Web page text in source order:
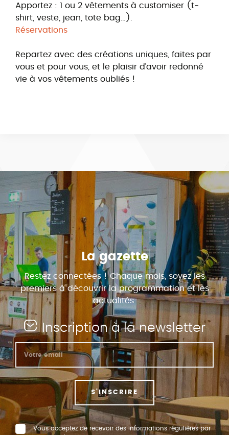
Apportez : 1 ou 2 vêtements à customiser (t-
shirt, veste, jean, tote bag…).
Réservations
Repartez avec des créations uniques, faites par
vous et pour vous, et le plaisir d’avoir redonné
vie à vos vêtements oubliés !
La gazette
Restez connectées ! Chaque mois, soyez les
premiers à découvrir la programmation et les
actualités.
Inscription à la newsletter
S'INSCRIRE
Vous acceptez de recevoir des informations régulières par